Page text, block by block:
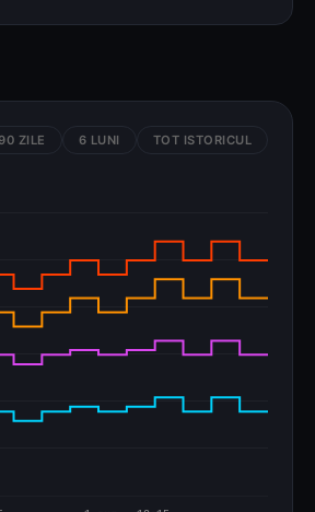
ZILE 6 LUNI TOT ISTORICUL